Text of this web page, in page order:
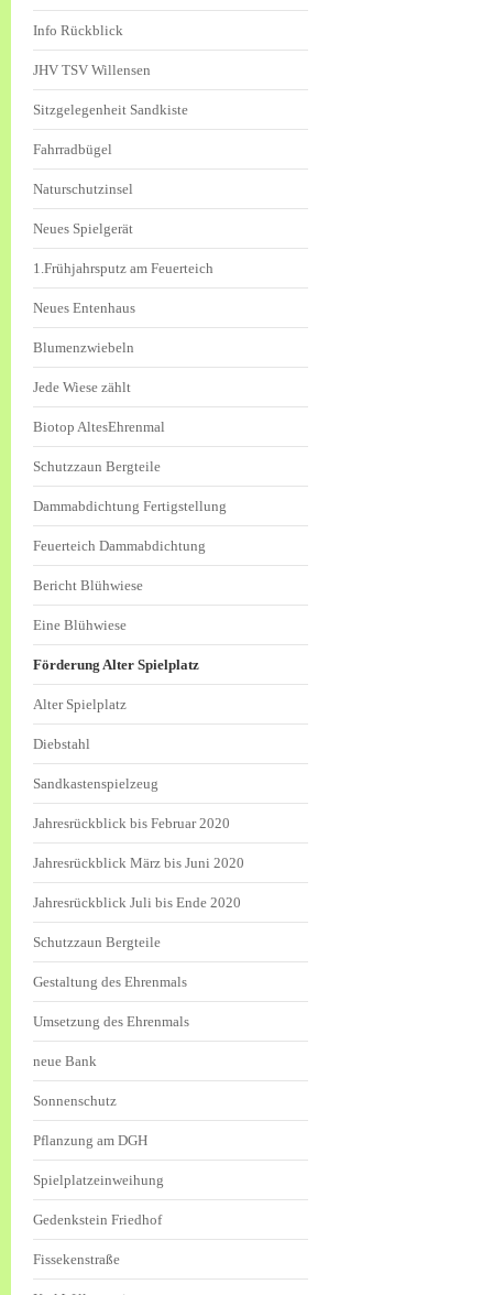
Info Rückblick
JHV TSV Willensen
Sitzgelegenheit Sandkiste
Fahrradbügel
Naturschutzinsel
Neues Spielgerät
1.Frühjahrsputz am Feuerteich
Neues Entenhaus
Blumenzwiebeln
Jede Wiese zählt
Biotop AltesEhrenmal
Schutzzaun Bergteile
Dammabdichtung Fertigstellung
Feuerteich Dammabdichtung
Bericht Blühwiese
Eine Blühwiese
Förderung Alter Spielplatz
Alter Spielplatz
Diebstahl
Sandkastenspielzeug
Jahresrückblick bis Februar 2020
Jahresrückblick März bis Juni 2020
Jahresrückblick Juli bis Ende 2020
Schutzzaun Bergteile
Gestaltung des Ehrenmals
Umsetzung des Ehrenmals
neue Bank
Sonnenschutz
Pflanzung am DGH
Spielplatzeinweihung
Gedenkstein Friedhof
Fissekenstraße